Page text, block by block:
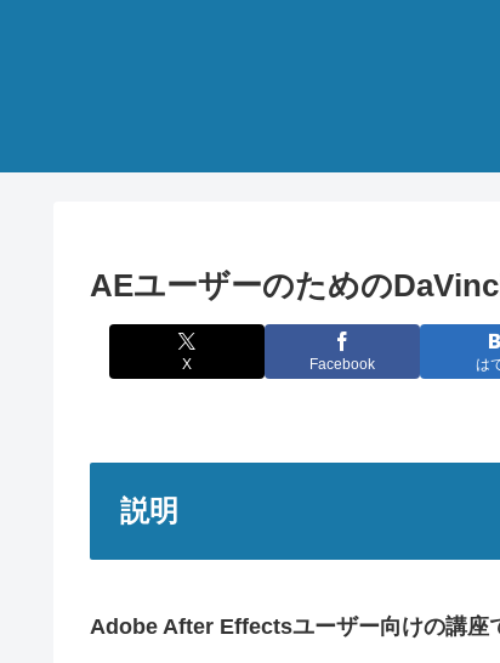
AEユーザーのための
X Facebook は
説明
Adobe After Effectsユーザー向けの講座